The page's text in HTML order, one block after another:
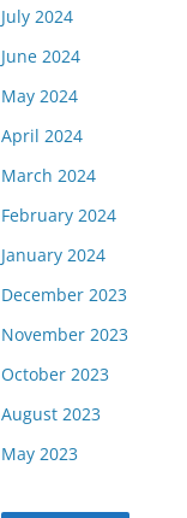
July 2024
June 2024
May 2024
April 2024
March 2024
February 2024
January 2024
December 2023
November 2023
October 2023
August 2023
May 2023